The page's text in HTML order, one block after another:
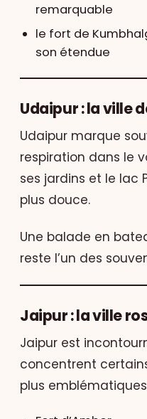
remarquable
le fort de
son étendue
Udaipur : la ville
Udaipur marque
respiration dans le
ses jardins et le lac
plus douce.
Une balade en
reste l’un des
Jaipur : la ville
Jaipur est
concentrent
plus